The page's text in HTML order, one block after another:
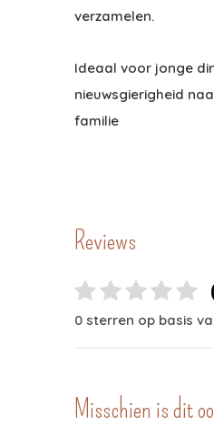
verzamelen.
Ideaal voor jonge
nieuwsgierigheid
familie
Reviews
0 sterren op basis
Misschien is dit